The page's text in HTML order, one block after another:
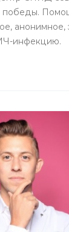
победы.
анонимное,
инфекцию.